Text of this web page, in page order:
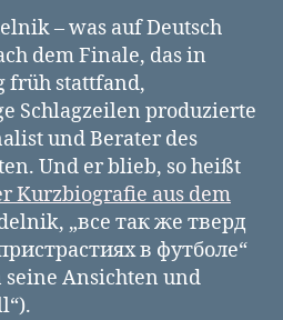
– was auf Deutsch
dem Finale, das in
früh stattfand,
Schlagzeilen produzierte
und Berater des
Und er blieb, so heißt
Kurzbiografie aus dem
„все так же тверд
в футболе“
Ansichten und